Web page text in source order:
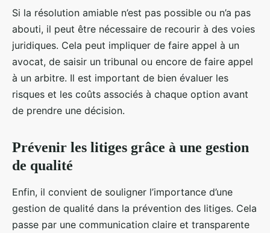
Si la résolution amiable n’est pas possible ou n’a pas
abouti, il peut être nécessaire de recourir à des voies
juridiques. Cela peut impliquer de faire appel à un
avocat, de saisir un tribunal ou encore de faire appel
à un arbitre. Il est important de bien évaluer les
risques et les coûts associés à chaque option avant
de prendre une décision.
Prévenir les litiges grâce à une gestion
de qualité
Enfin, il convient de souligner l’importance d’une
gestion de qualité dans la prévention des litiges. Cela
passe par une communication claire et transparente